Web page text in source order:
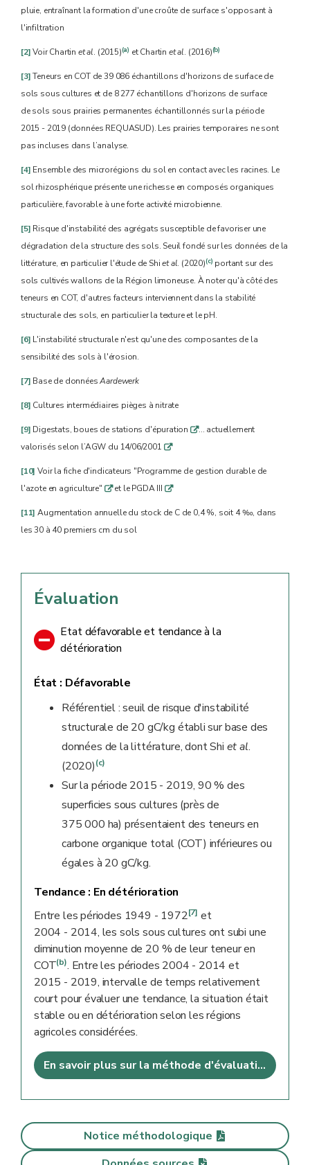
pluie, entraînant la formation d'une croûte de surface s'opposant à
l'infiltration
[2]Voir Chartin et al. (2015)(a) et Chartin et al. (2016)(b)
[3]Teneurs en COT de 39 086 échantillons d'horizons de surface de
sols sous cultures et de 8 277 échantillons d'horizons de surface
de sols sous prairies permanentes échantillonnés sur la période
2015 - 2019 (données REQUASUD). Les prairies temporaires ne sont
pas incluses dans l’analyse.
[4] Ensemble des microrégions du sol en contact avec les racines. Le
sol rhizosphérique présente une richesse en composés organiques
particulière, favorable à une forte activité microbienne.
[5] Risque d'instabilité des agrégats susceptible de favoriser une
dégradation de la structure des sols. Seuil fondé sur les données de la
littérature, en particulier l'étude de Shiet al. (2020)(c) portant sur des
sols cultivés wallons de la Région limoneuse. À noter qu'à côté des
teneurs en COT, d'autres facteurs interviennent dans la stabilité
structurale des sols, en particulier la texture et le pH.
[6] L'instabilité structurale n'est qu'une des composantes de la
sensibilité des sols à l'érosion.
[7] Base de donnéesAardewerk
[8] Cultures intermédiaires pièges à nitrate
[9] Digestats, boues de stations d'épuration q… actuellement
valorisés selon l’AGW du 14/06/2001 q
[10] Voir la fiche d'indicateurs "Programme de gestion durable de
l'azote en agriculture" qet le PGDA III q
[11] Augmentation annuelle du stock de C de 0,4 %, soit 4 ‰, dans
les 30 à 40 premiers cm du sol
Évaluation
Etat défavorable et tendance à la
détérioration
État : Défavorable
Référentiel : seuil de risque d'instabilité
structurale de 20 gC/kg établi sur base des
données de la littérature, dont Shi et al.
(2020)(c)
Sur la période 2015 - 2019, 90 % des
superficies sous cultures (près de
375 000 ha) présentaient des teneurs en
carbone organique total (COT) inférieures ou
égales à 20 gC/kg.
Tendance : En détérioration
Entre les périodes 1949 - 1972[7] et
2004 - 2014, les sols sous cultures ont subi une
diminution moyenne de 20 % de leur teneur en
COT(b). Entre les périodes 2004 - 2014 et
2015 - 2019, intervalle de temps relativement
court pour évaluer une tendance, la situation était
stable ou en détérioration selon les régions
agricoles considérées.
En savoir plus sur la méthode d'évaluation
Notice méthodologique